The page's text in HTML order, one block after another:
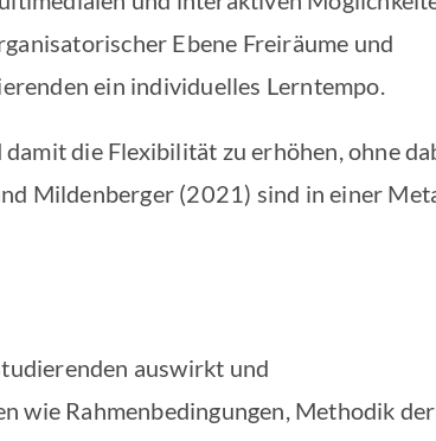
Ebene Freiräume und
ein individuelles Lerntempo.
die Flexibilität zu erhöhen, ohne
Mildenberger (2021) sind in einer
auswirkt und
wie Rahmenbedingungen, Methodik der